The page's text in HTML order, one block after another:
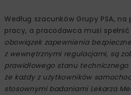
Według szacunków Grupy PSA,
pracy, a pracodawca musi
obowiązek zapewnienia
z wewnętrznymi regulacjami, są
prawidłowego stanu technicznego
że każdy z użytkowników
stosownymi badaniami Lekarza